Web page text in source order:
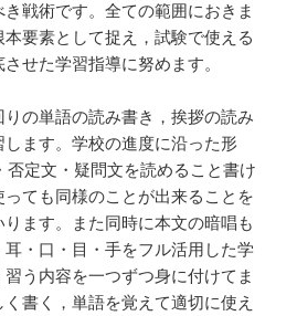
戦術です。全ての範囲におきま
要素として捉え，試験で使える
せた学習指導に努めます。
りの単語の読み書き，挨拶の読み
ます。学校の進度に沿った形
否定文・疑問文を読めること書け
ても同様のことが出来ることを
ます。また同時に本文の暗唱も
・口・目・手をフル活用した学
う内容を一つずつ身に付けてま
書く，単語を覚えて適切に使え